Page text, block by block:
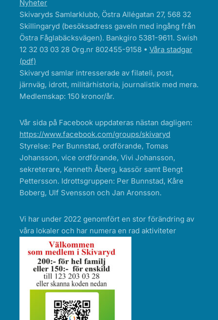
Nyheter
Skivaryds Samlarklubb, Östra Allégatan 27, 568 32
Skillingaryd (besöksadress gaveln med ingång från
Östra Fåglabäcksvägen). Bankgiro 5381-9611. Swish
12 32 03 03 28 Org.nr 802455-9158 • Våra stadgar
(pdf)
Skivaryd samlar intresserade av filateli, post,
järnväg, idrott, militärhistoria, journalistik med mera.
Medlemskap: 150 kronor/år.
Vår sida på Facebook uppdateras nästan dagligen:
https://www.facebook.com/groups/skivaryd
Styrelse: Per Bunnstad, ordförande, Tomas
Johansson, vice ordförande, Vivi Johansson,
sekreterare, Kenneth Åberg, kassör samt Bengt
Pettersson. Idrottsgruppen: Per Bunnstad, Kåre
Boberg, Ulf Svensson och Jan Aronsson.
Vi har under 2022 genomfört en stor förändring av
våra lokaler och har numera en rad aktiviteter